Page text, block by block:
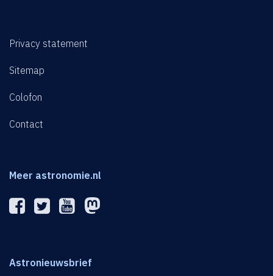
Privacy statement
Sitemap
Colofon
Contact
Meer astronomie.nl
Astronieuwsbrief